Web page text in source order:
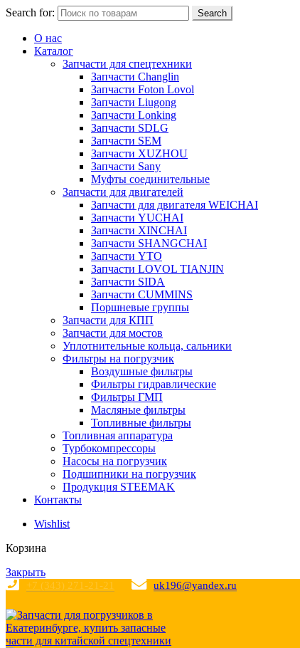
Search for: Search
О нас
Каталог
Запчасти для спецтехники
Запчасти Changlin
Запчасти Foton Lovol
Запчасти Liugong
Запчасти Lonking
Запчасти SDLG
Запчасти SEM
Запчасти XUZHOU
Запчасти Sany
Муфты соединительные
Запчасти для двигателей
Запчасти для двигателя WEICHAI
Запчасти YUCHAI
Запчасти XINCHAI
Запчасти SHANGCHAI
Запчасти YTO
Запчасти LOVOL TIANJIN
Запчасти SIDA
Запчасти CUMMINS
Поршневые группы
Запчасти для КПП
Запчасти для мостов
Уплотнительные кольца, сальники
Фильтры на погрузчик
Воздушные фильтры
Фильтры гидравлические
Фильтры ГМП
Масляные фильтры
Топливные фильтры
Топливная аппаратура
Турбокомпрессоры
Насосы на погрузчик
Подшипники на погрузчик
Продукция STEEMAK
Контакты
Wishlist
Корзина
Закрыть
+7 (343) 271-21-21 uk196@yandex.ru